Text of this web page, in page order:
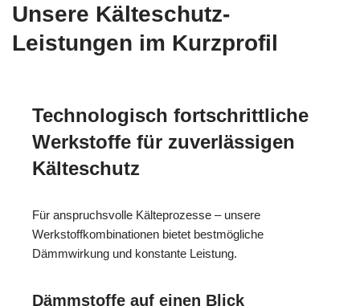
Unsere Kälteschutz-
Leistungen im Kurzprofil
Technologisch fortschrittliche
Werkstoffe für zuverlässigen
Kälteschutz
Für anspruchsvolle Kälteprozesse – unsere
Werkstoffkombinationen bietet bestmögliche
Dämmwirkung und konstante Leistung.
Dämmstoffe auf einen Blick